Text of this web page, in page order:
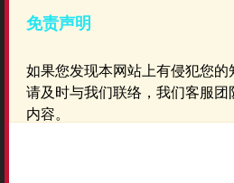
免责声明
如果您发现本网站上有侵犯您
请及时与我们联络，我们客服
内容。